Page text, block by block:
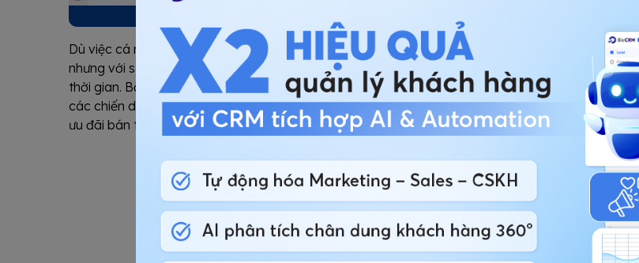
Dù việc cá nhân hóa thông điệp có vẻ tốn nhiều công sức hơn so với thói quen thông thường,
nhưng với sự hỗ trợ của CRM khách sạn, bạn có thể tận dụng khả năng tự động hóa để tiết kiệm
thời gian. Bằng cách nào? Bạn có thể thiết lập các trình kích hoạt tự động để lên lịch và gửi tất cả
các chiến dịch vào thời điểm thích hợp và qua các kênh phù hợp, từ xác nhận đặt phòng đến các
ưu đãi bán thêm và quy trình nhận phòng trực tuyến.